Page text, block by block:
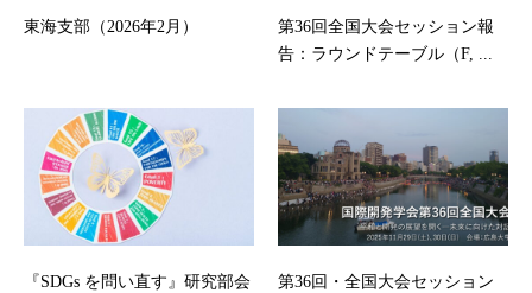
東海支部（2026年2月）
第36回全国大会セッション報
告：ラウンドテーブル（F, ...
『SDGs を問い直す』研究部会
第36回・全国大会セッション